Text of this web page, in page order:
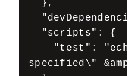
specified\"